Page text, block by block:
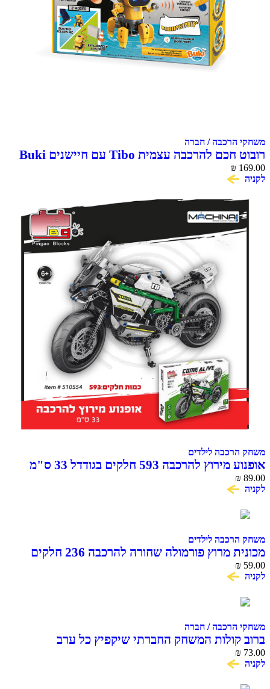
משחקי הרכבה / חברה
רובוט חכם להרכבה עצמית Tibo עם חיישנים Buki
France
₪ 169.00
לקניה
משחק הרכבה לילדים
אופנוע מירוץ להרכבה 593 חלקים בגודדל 33 ס"מ
COME ALIVE
₪ 89.00
לקניה
משחק הרכבה לילדים
מכונית מרוץ פורמולה שחורה להרכבה 236 חלקים
COME ALIVE MACHINA
₪ 59.00
לקניה
משחקי הרכבה / חברה
ברוב קולות המשחק החברתי שיקפיץ כל ערב
₪ 73.00
לקניה